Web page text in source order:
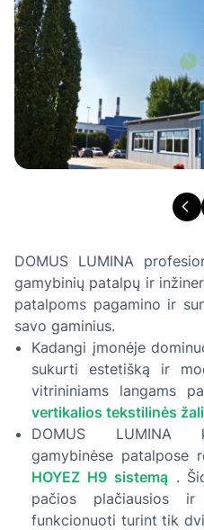
DOMUS LUMINA
gamybinių patalpų ir
patalpoms pagamino ir
savo gaminius.
Kadangi įmonėje
sukurti estetišką ir
vitrininiams langams
vertikalios tekstilinės
DOMUS LUMINA
gamybinėse patalpose
HOYEZ H9 sistemą.
pačios plačiausios
funkcionuoti turint tik